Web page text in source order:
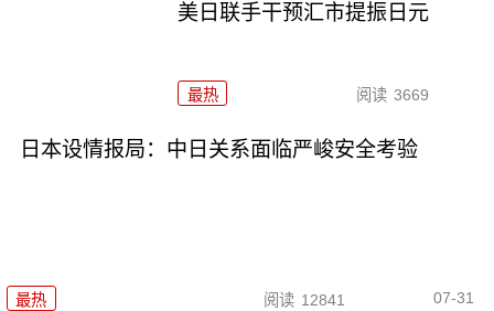
美日联手干预汇市提振日元
最热 阅读 3669
日本设情报局：中日关系面临严峻安全考验
最热 阅读 12841 07-31